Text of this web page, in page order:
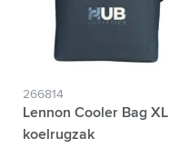
266814
Lennon Cooler Bag XL
koelrugzak